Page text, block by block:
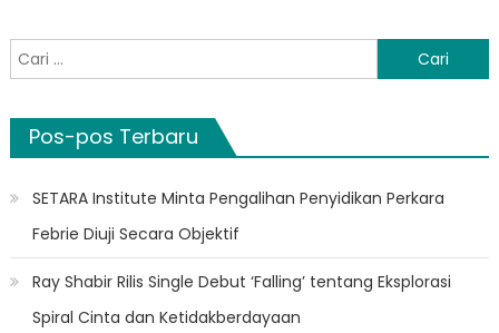
Cari
untuk:
Pos-pos Terbaru
SETARA Institute Minta Pengalihan Penyidikan Perkara
Febrie Diuji Secara Objektif
Ray Shabir Rilis Single Debut ‘Falling’ tentang Eksplorasi
Spiral Cinta dan Ketidakberdayaan